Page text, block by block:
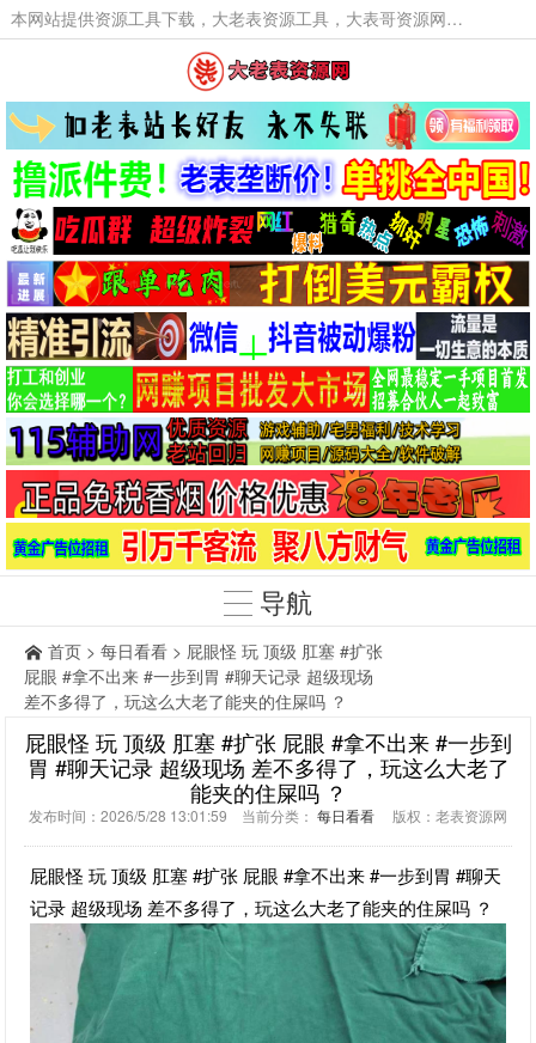
本网站提供资源工具下载，大老表资源工具，大表哥资源网软件工具，大老表资源下载，活动线报福利资源分享,活动线报，大型网游经典游戏，网络热门技术游戏辅助交流与分享。
导航
首页 > 每日看看 > 屁眼怪 玩 顶级 肛塞 #扩张
屁眼 #拿不出来 #一步到胃 #聊天记录 超级现场
差不多得了，玩这么大老了能夹的住屎吗 ？
屁眼怪 玩 顶级 肛塞 #扩张 屁眼 #拿不出来 #一步到
胃 #聊天记录 超级现场 差不多得了，玩这么大老了
能夹的住屎吗 ？
发布时间：2026/5/28 13:01:59 当前分类： 每日看看 版权：老表资源网
屁眼怪 玩 顶级 肛塞 #扩张 屁眼 #拿不出来 #一步到胃 #聊天
记录 超级现场 差不多得了，玩这么大老了能夹的住屎吗 ？